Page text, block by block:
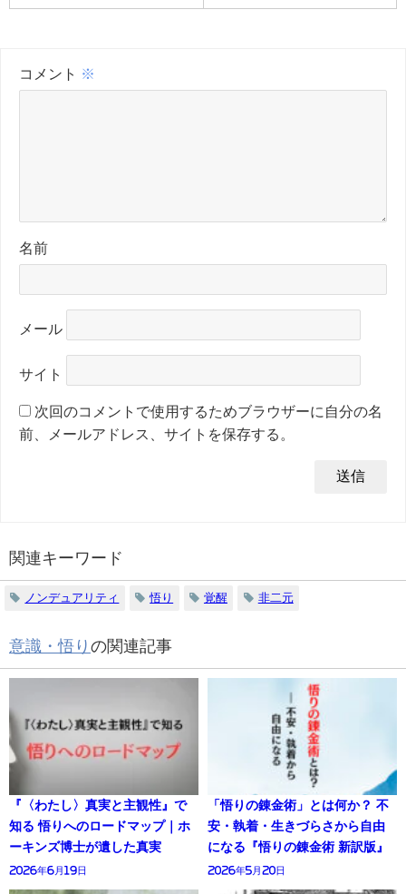
コメント ※
名前
メール
サイト
次回のコメントで使用するためブラウザーに自分の名
前、メールアドレス、サイトを保存する。
関連キーワード
ノンデュアリティ 悟り 覚醒 非二元
意識・悟り の関連記事
『〈わたし〉真実と主観性』で
知る 悟りへのロードマップ｜ホ
ーキンズ博士が遺した真実
2026年6月19日
「悟りの錬金術」とは何か？ 不
安・執着・生きづらさから自由
になる『悟りの錬金術 新訳版』
2026年5月20日